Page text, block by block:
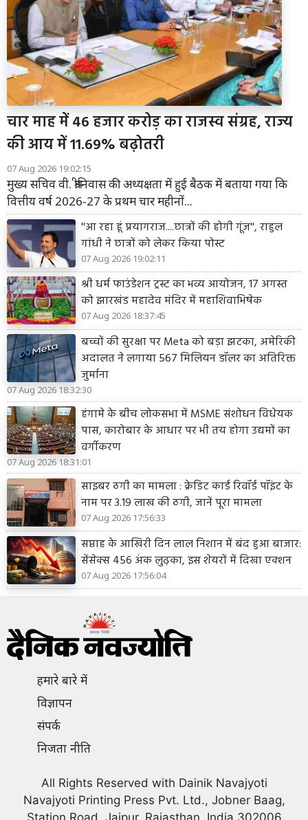
चार माह में 46 हजार करोड़ का राजस्व संग्रह, राज्य
की आय में 11.69% बढ़ोतरी
07 Aug 2026 19:02:15
मुख्य सचिव वी. श्रीनिवास की अध्यक्षता में हुई बैठक में बताया गया कि
वित्तीय वर्ष 2026-27 के प्रथम चार महीनों...
''आ रहा हूं प्रयागराज....छात्रों की होगी गूंज'', राहुल
गांधी ने छात्रों को लेकर किया पोस्ट
07 Aug 2026 19:02:11
श्री धर्म फाउंडेशन ट्रस्ट का भव्य आयोजन, 17 अगस्त
को झारखंड महादेव मंदिर में महाशिवाभिषेक
07 Aug 2026 18:37:45
बच्चों की सुरक्षा पर Meta को बड़ा झटका, अमेरिकी
अदालत ने लगाया 567 मिलियन डॉलर का अतिरिक्त
जुर्माना
07 Aug 2026 18:32:30
हंगामे के बीच लोकसभा में MSME संशोधन विधेयक
पास, कारोबार के आधार पर भी तय होगा उद्यमों का
वर्गीकरण
07 Aug 2026 18:31:01
साइबर ठगी का मामला : क्रेडिट कार्ड रिवॉर्ड पॉइंट के
नाम पर 3.19 लाख की ठगी, जानें पूरा मामला
07 Aug 2026 17:56:33
सप्ताह के आखिरी दिन लाल निशान में बंद हुआ बाजार:
सेंसेक्स 456 अंक लुढ़का, इस शेयरों में दिखा एक्शन
07 Aug 2026 17:56:04
हमारे बारे में
विज्ञापन
संपर्क
निजता नीति
All Rights Reserved with Dainik Navajyoti
Navajyoti Printing Press Pvt. Ltd., Jobner Baag,
Station Road, Jaipur, Rajasthan, India 302006